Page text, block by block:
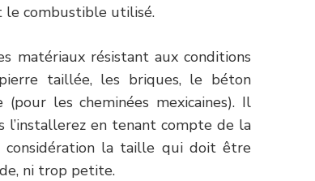
le combustible utilisé.
matériaux résistant aux conditions
taillée, les briques, le béton
les cheminées mexicaines). Il
l’installerez en tenant compte de la
la taille qui doit être
ni trop petite.